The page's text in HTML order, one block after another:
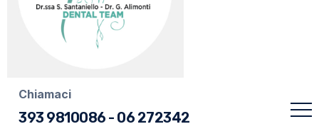
Chiamaci
393 9810086 - 06 272342